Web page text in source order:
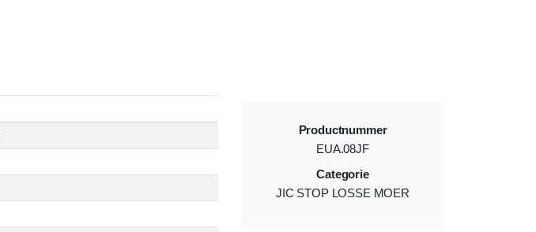
Productnummer
EUA.08JF
Categorie
JIC STOP LOSSE MOER